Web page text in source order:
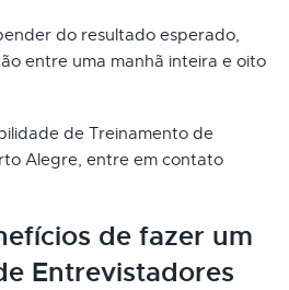
do resultado esperado,
entre uma manhã inteira e oito
de Treinamento de
Alegre, entre em contato
de fazer um
Entrevistadores